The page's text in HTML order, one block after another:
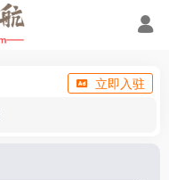
立即入驻